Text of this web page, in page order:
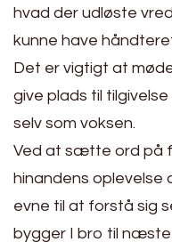
hvad der udløste
kunne have
Det er vigtigt at
give plads til
selv som voksen.
Ved at sætte ord på
hinandens oplevelse
evne til at forstå sig
bygger I bro til næste